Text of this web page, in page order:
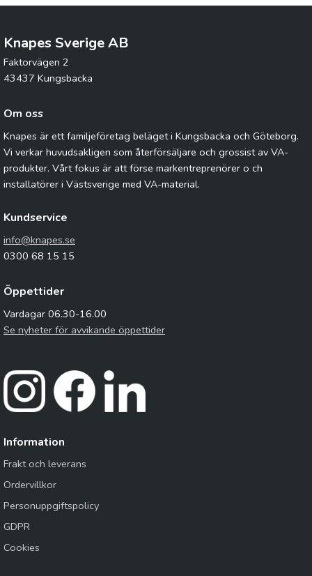
Knapes Sverige AB
Faktorvägen 2
43437 Kungsbacka
Om oss
Knapes är ett familjeföretag beläget i Kungsbacka och Göteborg.
Vi verkar huvudsakligen som återförsäljare och grossist av VA-
produkter. Vårt fokus är att förse markentreprenörer o ch
installatörer i Västsverige med VA-material.
Kundservice
info@knapes.se
0300 68 15 15
Öppettider
Vardagar 06.30-16.00
Se nyheter för avvikande öppettider
Information
Frakt och leverans
Ordervillkor
Personuppgiftspolicy
GDPR
Cookies